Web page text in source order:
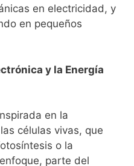
en electricidad, y
en pequeños
y la Energía
en la
células vivas, que
o la
parte del